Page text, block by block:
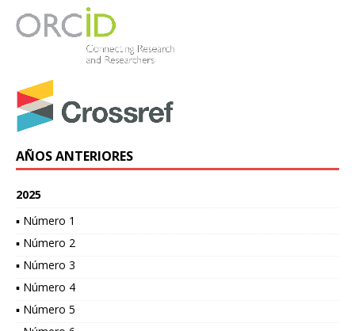
AÑOS ANTERIORES
2025
▪ Número 1
▪ Número 2
▪ Número 3
▪ Número 4
▪ Número 5